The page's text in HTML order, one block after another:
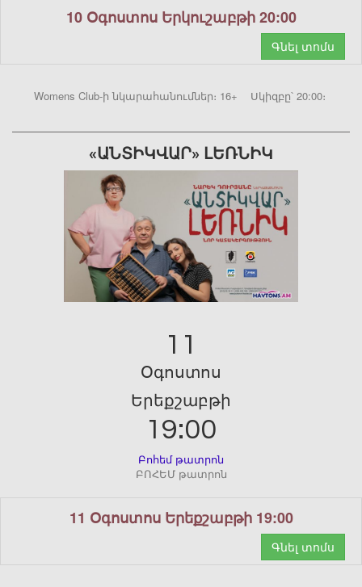
10 Օգոստոս Երկուշաբթի 20:00
Գնել տոմս
Womens Club-ի նկարահանումներ։ 16+ Սկիզբը՝ 20:00։
«ԱՆՏԻԿՎԱՐ» ԼԵՌՆԻԿ
11
Օգոստոս
Երեքշաբթի
19:00
Բոհեմ թատրոն
ԲՈՀԵՄ թատրոն
11 Օգոստոս Երեքշաբթի 19:00
Գնել տոմս